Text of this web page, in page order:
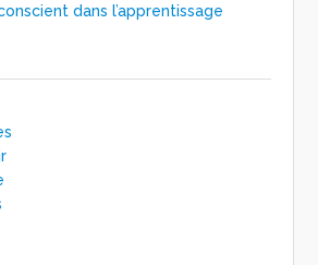
dans l’apprentissage